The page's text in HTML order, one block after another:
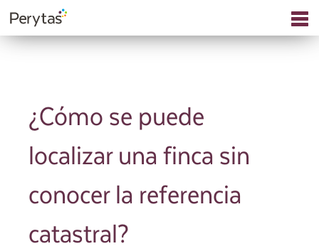
¿Cómo se puede
localizar una finca sin
conocer la referencia
catastral?